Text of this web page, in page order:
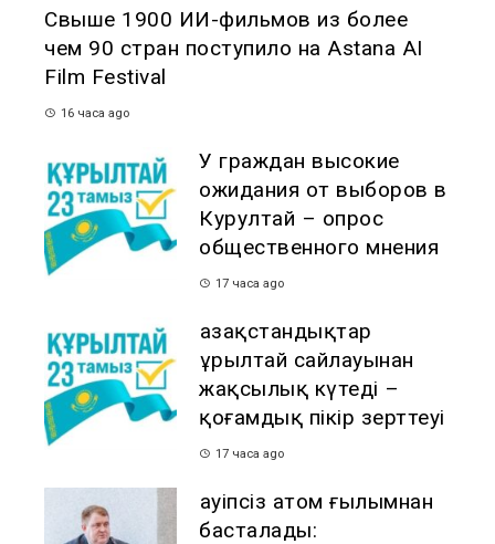
Свыше 1900 ИИ-фильмов из более
чем 90 стран поступило на Astana AI
Film Festival
16 часа ago
У граждан высокие
ожидания от выборов в
Курултай – опрос
общественного мнения
17 часа ago
Қазақстандықтар
Құрылтай сайлауынан
жақсылық күтеді –
қоғамдық пікір зерттеуі
17 часа ago
Қауіпсіз атом ғылымнан
басталады: